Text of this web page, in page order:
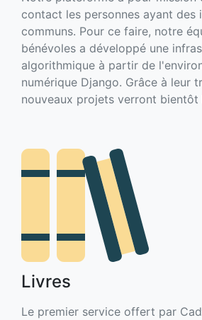
contact les personnes ayant des
communs. Pour ce faire, notre
bénévoles a développé une
algorithmique à partir de
numérique Django. Grâce à leur
nouveaux projets verront bientôt
Livres
Le premier service offert par